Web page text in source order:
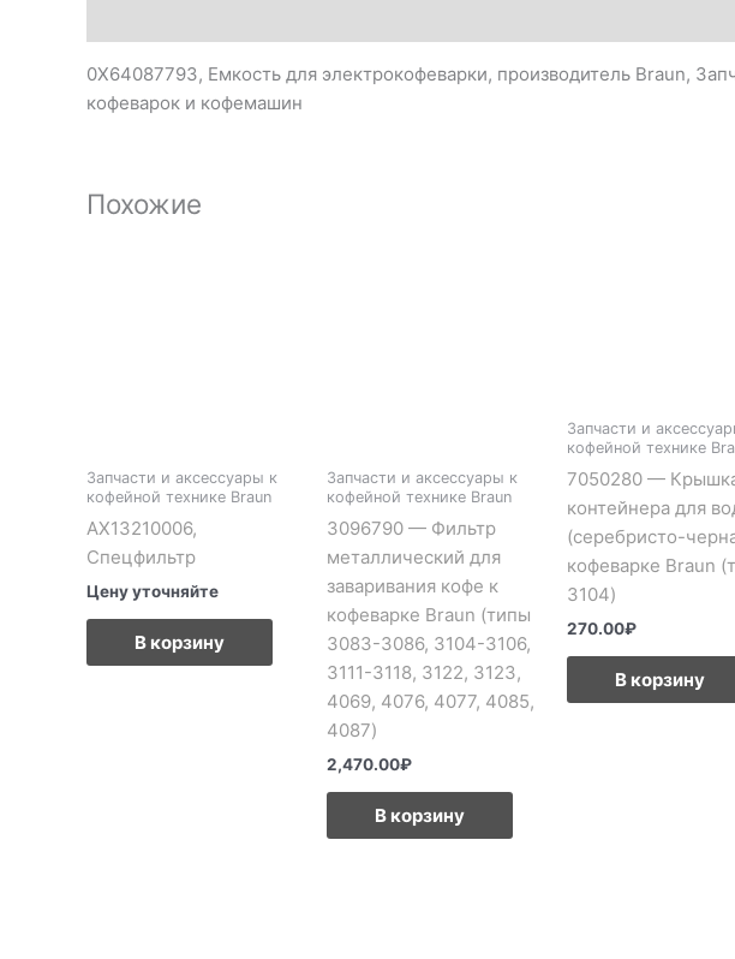
0X64087793, Емкость для электрокофеварки, производитель Braun,
кофеварок и кофемашин
Похожие
Запчасти и аксессуары к
кофейной технике Braun
AX13210006,
Спецфильтр
Цену уточняйте
В корзину
Запчасти и аксессуары к
кофейной технике Braun
3096790 — Фильтр
металлический для
заваривания кофе к
кофеварке Braun (типы
3083-3086, 3104-3106,
3111-3118, 3122, 3123,
4069, 4076, 4077, 4085,
4087)
2,470.00₽
В корзину
Запчасти и
кофейной технике
7050280 —
контейнера для
(серебристо-
кофеварке Braun
3104)
270.00₽
В корзину